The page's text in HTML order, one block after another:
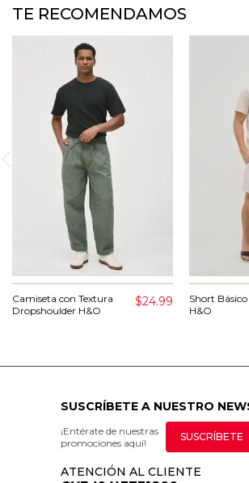
TE RECOMENDAMOS
Camiseta con Textura
Dropshoulder H&O
$24.99
Short
H&O
SUSCRÍBETE A NUESTRO
¡Entérate de nuestras
promociones aquí!
SUSCRÍBETE
ATENCIÓN AL CLIENTE